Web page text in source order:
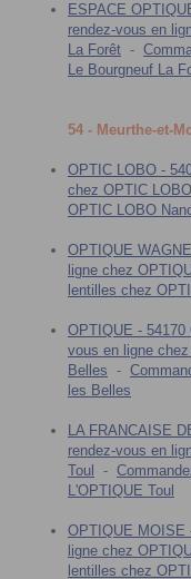
ESPACE
rendez-vous en
La Forêt -
Le Bourgneuf La
54 - Meurthe-et-
OPTIC LOBO -
chez OPTIC
OPTIC LOBO
OPTIQUE
ligne chez
lentilles chez
OPTIQUE -
vous en ligne
Belles -
les Belles
LA FRANCAISE
rendez-vous en
Toul
-
L'OPTIQUE Toul
OPTIQUE MOISE
ligne chez
lentilles chez